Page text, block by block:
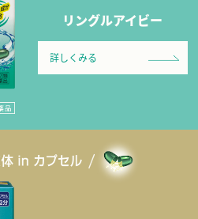
リングルアイビー
詳しくみる